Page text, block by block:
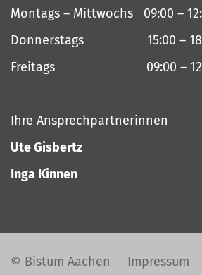
Montags – Mittwochs 09:00 –
Donnerstags 15:00 –
Freitags 09:00 –
Ihre Ansprechpartnerinnen
Ute Gisbertz
Inga Kinnen
© Bistum Aachen
Impressum